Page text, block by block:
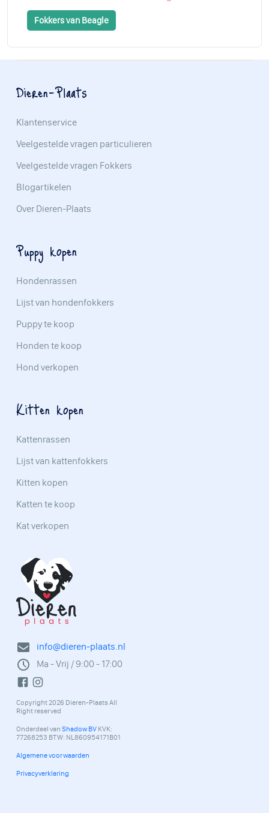
Fokkers van Beagle
info@dieren-plaats.nl
Ma - Vrij / 9:00 - 17:00
Copyright 2026 Dieren-Plaats All
Right reserved
Onderdeel van Shadow BV KVK:
77268253 BTW: NL860954171B01
Algemene voorwaarden
Privacyverklaring
Dieren-Plaats
Klantenservice
Veelgestelde vragen particulieren
Veelgestelde vragen Fokkers
Blogartikelen
Over Dieren-Plaats
Puppy kopen
Hondenrassen
Lijst van hondenfokkers
Puppy te koop
Honden te koop
Hond verkopen
Kitten kopen
Kattenrassen
Lijst van kattenfokkers
Kitten kopen
Katten te koop
Kat verkopen